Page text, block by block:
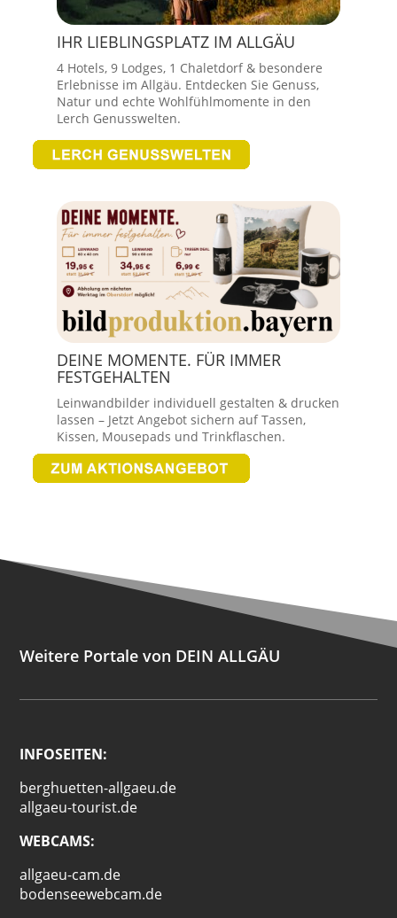
IHR LIEBLINGSPLATZ IM ALLGÄU
4 Hotels, 9 Lodges, 1 Chaletdorf & besondere
Erlebnisse im Allgäu. Entdecken Sie Genuss,
Natur und echte Wohlfühlmomente in den
Lerch Genusswelten.
DEINE MOMENTE. FÜR IMMER
FESTGEHALTEN
Leinwandbilder individuell gestalten & drucken
lassen – Jetzt Angebot sichern auf Tassen,
Kissen, Mousepads und Trinkflaschen.
Weitere Portale von DEIN ALLGÄU
INFOSEITEN:
berghuetten-allgaeu.de
allgaeu-tourist.de
WEBCAMS:
allgaeu-cam.de
bodenseewebcam.de